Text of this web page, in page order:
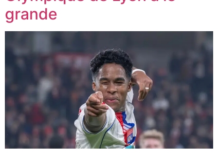
grande